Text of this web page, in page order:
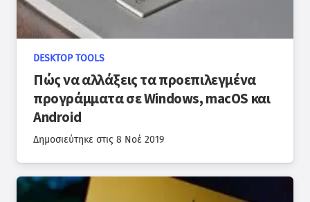
DESKTOP TOOLS
Πώς να αλλάξεις τα προεπιλεγμένα
προγράμματα σε Windows, macOS και
Android
Δημοσιεύτηκε στις 8 Νοέ 2019